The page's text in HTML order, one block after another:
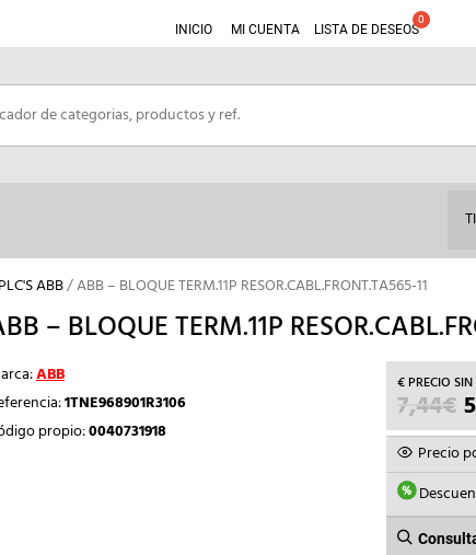
INICIO MI CUENTA LISTA DE DESEOS
PLC'S ABB/ ABB – BLOQUE TERM.11P RESOR.CABL.FRONT.TA565-11
– BLOQUE TERM.11P
ABB
1TNE968901R3106
propio:0040731918
7,44€
Precio